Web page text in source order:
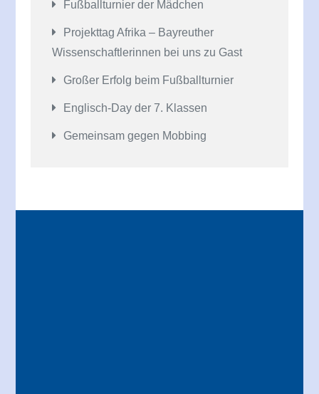
Fußballturnier der Mädchen
Projekttag Afrika – Bayreuther
Wissenschaftlerinnen bei uns zu Gast
Großer Erfolg beim Fußballturnier
Englisch-Day der 7. Klassen
Gemeinsam gegen Mobbing